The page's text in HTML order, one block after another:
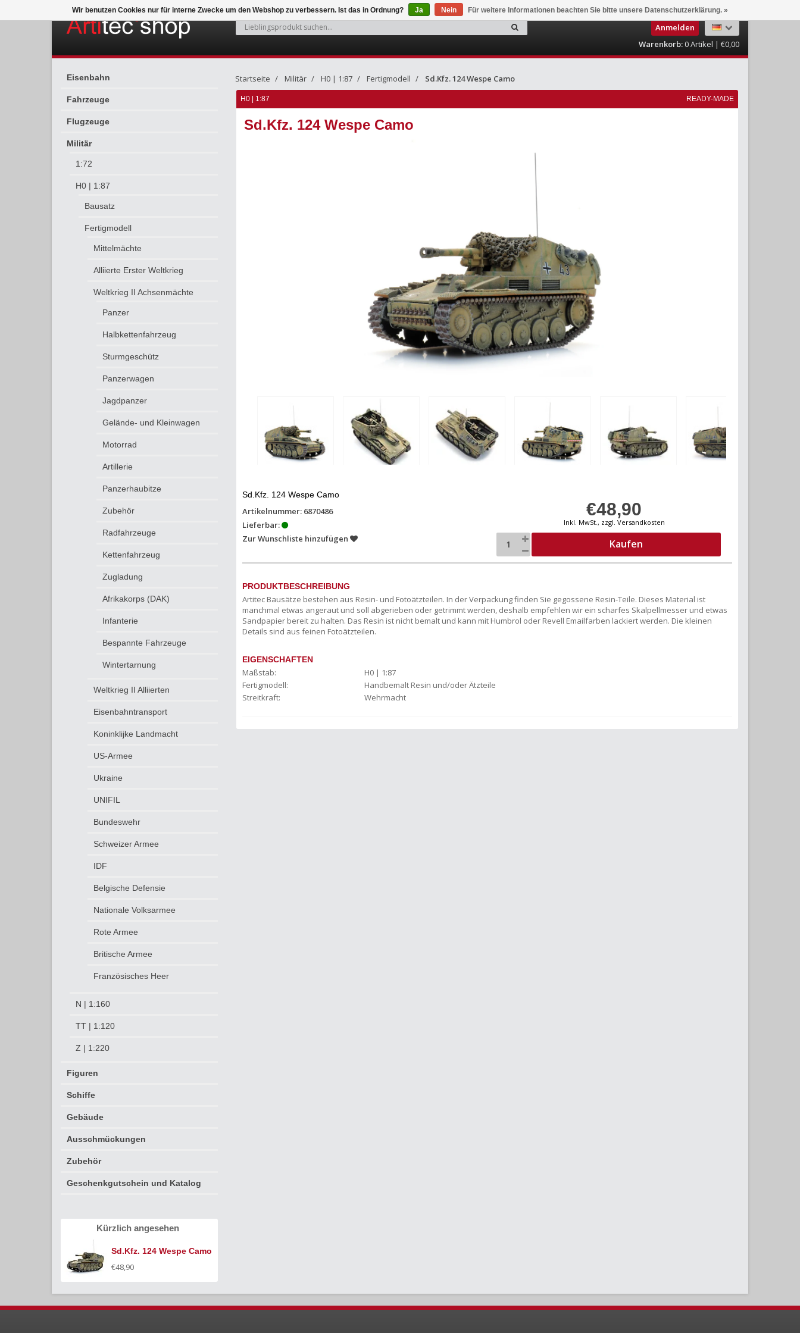
Anmelden
Warenkorb:0Artikel | €0,00
Eisenbahn
Fahrzeuge
Flugzeuge
Militär
1:72
H0 | 1:87
Bausatz
Fertigmodell
Mittelmächte
Alliierte Erster Weltkrieg
Weltkrieg II Achsenmächte
Panzer
Halbkettenfahrzeug
Sturmgeschütz
Panzerwagen
Jagdpanzer
Gelände- und Kleinwagen
Motorrad
Artillerie
Panzerhaubitze
Zubehör
Radfahrzeuge
Kettenfahrzeug
Zugladung
Afrikakorps (DAK)
Infanterie
Bespannte Fahrzeuge
Wintertarnung
Weltkrieg II Alliierten
Eisenbahntransport
Koninklijke Landmacht
US-Armee
Ukraine
UNIFIL
Bundeswehr
Schweizer Armee
IDF
Belgische Defensie
Nationale Volksarmee
Rote Armee
Britische Armee
Französisches Heer
N | 1:160
TT | 1:120
Z | 1:220
Figuren
Schiffe
Gebäude
Ausschmückungen
Zubehör
Geschenkgutschein und Katalog
Kürzlich angesehen
Sd.Kfz. 124 Wespe Camo
€48,90
Startseite Militär H0 | 1:87 Fertigmodell Sd.Kfz. 124 Wespe Camo
H0 | 1:87 READY-MADE
Sd.Kfz. 124 Wespe Camo
Sd.Kfz. 124 Wespe Camo
€48,90
Inkl. MwSt., zzgl. Versandkosten
Artikelnummer: 6870486
Lieferbar:
Zur Wunschliste hinzufügen
Kaufen
PRODUKTBESCHREIBUNG
Artitec Bausätze bestehen aus Resin- und Fotoätzteilen. In der Verpackung finden Sie gegossene Resin-Teile. Dieses Material ist
manchmal etwas angeraut und soll abgerieben oder getrimmt werden, deshalb empfehlen wir ein scharfes Skalpellmesser und etwas
Sandpapier bereit zu halten. Das Resin ist nicht bemalt und kann mit Humbrol oder Revell Emailfarben lackiert werden. Die kleinen
Details sind aus feinen Fotoätzteilen.
EIGENSCHAFTEN
Maßstab:
H0 | 1:87
Fertigmodell:
Handbemalt Resin und/oder Ätzteile
Streitkraft:
Wehrmacht
Wir benutzen Cookies nur für interne Zwecke um den Webshop zu verbessern. Ist das in Ordnung? Ja Nein Für weitere Informationen beachten Sie bitte unsere Datenschutzerklärung. »